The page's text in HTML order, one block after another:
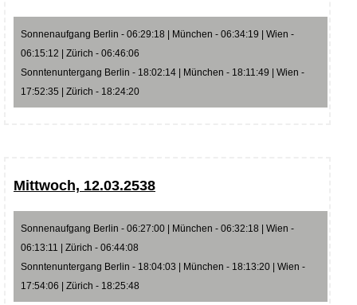
Sonnenaufgang Berlin - 06:29:18 | München - 06:34:19 | Wien -
06:15:12 | Zürich - 06:46:06
Sonntenuntergang Berlin - 18:02:14 | München - 18:11:49 | Wien -
17:52:35 | Zürich - 18:24:20
Mittwoch, 12.03.2538
Sonnenaufgang Berlin - 06:27:00 | München - 06:32:18 | Wien -
06:13:11 | Zürich - 06:44:08
Sonntenuntergang Berlin - 18:04:03 | München - 18:13:20 | Wien -
17:54:06 | Zürich - 18:25:48